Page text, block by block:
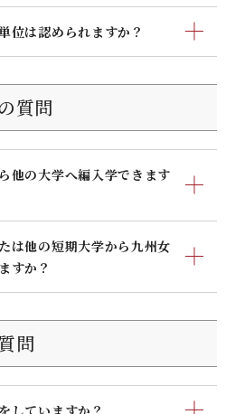
て、おおらかに、でも単位を落
……受講してくださいね。特色
のがあります。
週で1科目修了）を導入してい
授業計画）を作成していますの
ください。
のフィードバックアンケートを
はその結果を次期の授業の参考
等の改善に努めています。
して、オフィスアワーを設けて
はホームページ内の「研究者総
す。いつでも気軽に声をかけて
学の卒業単位として認められる
受講できるわけではありません
き、毎年度始めに受講できる開
九州女子大学と九州女子短期大
ています。
位は認められますか？
ができます。
質問
他の大学へ編入学できます
セカンドステージ（大学）へ』
ます。資格取得の目的や希望に
生大学への編入を積極的にサポ
制度もあります。必要な資料は
意していますのでご覧くださ
は他の短期大学から九州女
すか？
報課（093-693-3277）までお問
問
していますか？